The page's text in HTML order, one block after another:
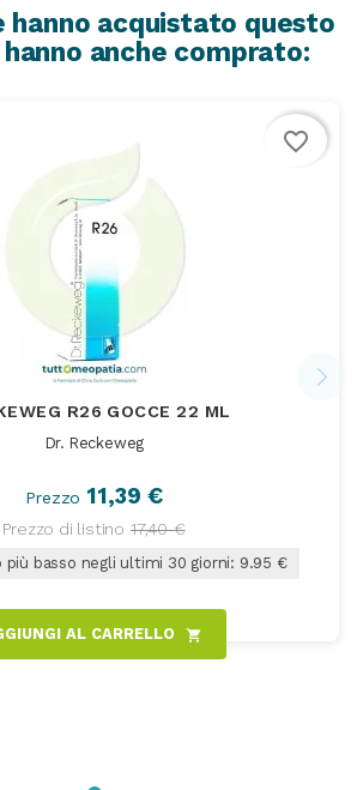
hanno acquistato questo
anche comprato:
R26 GOCCE 22 ML
Dr. Reckeweg
Prezzo 11,39 €
Prezzo di listino 17,40 €
più basso negli ultimi 30 giorni: 9.95 €
AL CARRELLO shopping_cart
favorite_border